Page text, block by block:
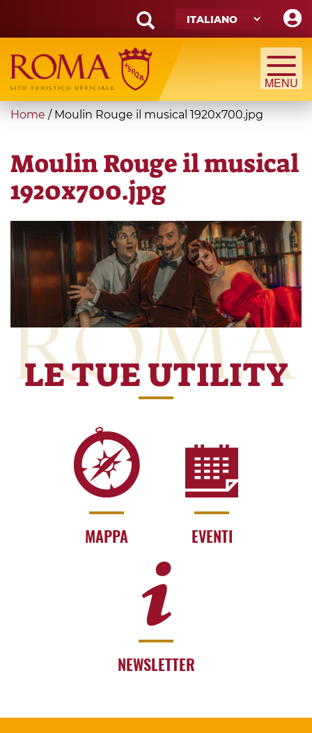
main
content
Search
form
Cerca
You
here
Home / Moulin Rouge il musical 1920x700.jpg
Moulin Rouge il musical
1920x700.jpg
LE TUE UTILITY
MAPPA EVENTI
NEWSLETTER